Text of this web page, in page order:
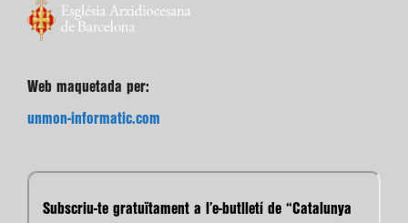
Web maquetada per:
unmon-informatic.com
Subscriu-te gratuïtament a l’e-butlletí de “Catalunya